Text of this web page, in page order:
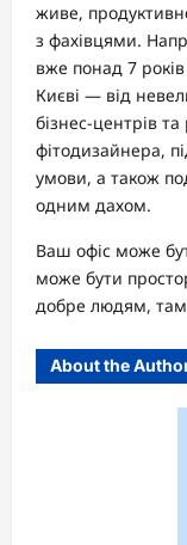
живе,
з фахівцями.
вже понад 7
Києві — від
бізнес-центрів
фітодизайнера,
умови, а також
одним дахом.
Ваш офіс може
може бути
добре людям, там
About the